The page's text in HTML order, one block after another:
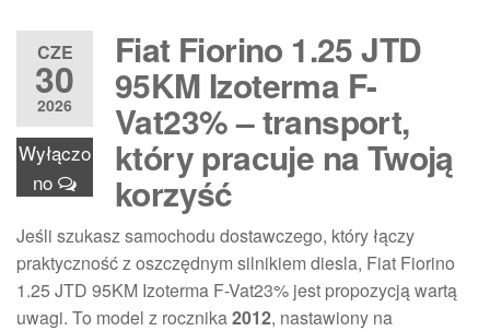
CZE
30
2026
Wyłączo
no
Fiat Fiorino 1.25 JTD
95KM Izoterma F-
Vat23% – transport,
który pracuje na Twoją
korzyść
Jeśli szukasz samochodu dostawczego, który łączy
praktyczność z oszczędnym silnikiem diesla, Fiat Fiorino
1.25 JTD 95KM Izoterma F-Vat23% jest propozycją wartą
uwagi. To model z rocznika2012, nastawiony na